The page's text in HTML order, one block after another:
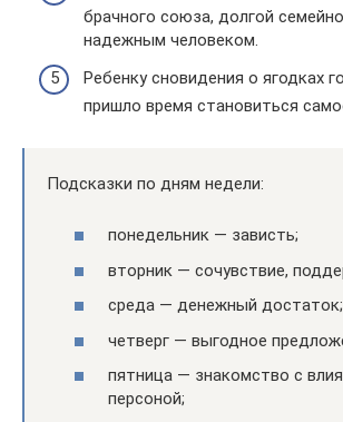
брачного союза, долгой
надежным человеком.
Ребенку сновидения о ягодках
пришло время становиться
Подсказки по дням недели:
понедельник — зависть;
вторник — сочувствие,
среда — денежный достаток;
четверг — выгодное
пятница — знакомство с
персоной;